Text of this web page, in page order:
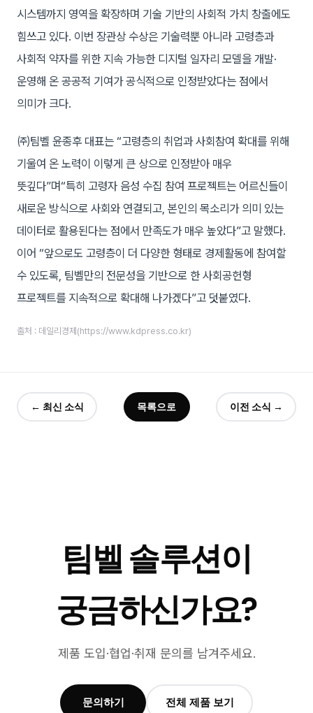
시스템까지 영역을 확장하며 기술 기반의 사회적 가치 창출에도
힘쓰고 있다. 이번 장관상 수상은 기술력뿐 아니라 고령층과
사회적 약자를 위한 지속 가능한 디지털 일자리 모델을 개발·
운영해 온 공공적 기여가 공식적으로 인정받았다는 점에서
의미가 크다.
㈜팀벨 윤종후 대표는 “고령층의 취업과 사회참여 확대를 위해
기울여 온 노력이 이렇게 큰 상으로 인정받아 매우
뜻깊다”며“특히 고령자 음성 수집 참여 프로젝트는 어르신들이
새로운 방식으로 사회와 연결되고, 본인의 목소리가 의미 있는
데이터로 활용된다는 점에서 만족도가 매우 높았다”고 말했다.
이어 “앞으로도 고령층이 더 다양한 형태로 경제활동에 참여할
수 있도록, 팀벨만의 전문성을 기반으로 한 사회공헌형
프로젝트를 지속적으로 확대해 나가겠다”고 덧붙였다.
출처 : 데일리경제(https://www.kdpress.co.kr)
← 최신 소식 목록으로 이전 소식 →
팀벨 솔루션이
궁금하신가요?
제품 도입·협업·취재 문의를 남겨주세요.
문의하기 전체 제품 보기